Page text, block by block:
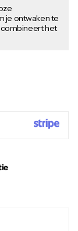
je ontwaken te
combineert het